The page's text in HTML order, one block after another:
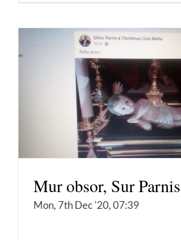
Mur obsor, Sur Parnis
Mon, 7th Dec '20, 07:39